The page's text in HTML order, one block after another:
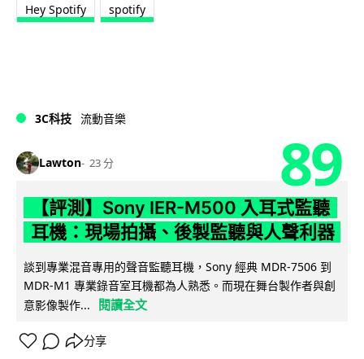
Hey Spotify spotify
3C科技 流動音樂
Lawton 23 分 89
【評測】Sony IER-M500 入耳式監聽
耳機：現場拍攝、後製監聽與人聲利器
談到專業混音專用的聲音監聽耳機，Sony 經典 MDR-7506 到
MDR-M1 專業錄音室耳機都為人熟悉。而現在舞台製作者與創
意影像製作...
閱讀全文
分享